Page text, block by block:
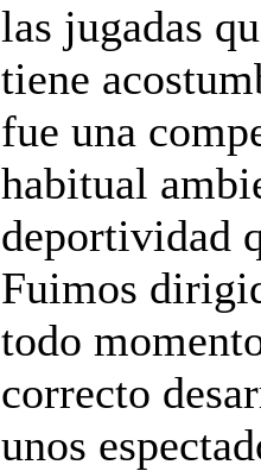
las jugadas
tiene
fue una
habitual
deportividad
Fuimos
todo
correcto
unos